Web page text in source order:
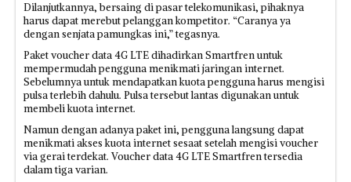
Dilanjutkannya, bersaing di pasar telekomunikasi, pihaknya
harus dapat merebut pelanggan kompetitor. “Caranya ya
dengan senjata pamungkas ini,” tegasnya.
Paket voucher data 4G LTE dihadirkan Smartfren untuk
mempermudah pengguna menikmati jaringan internet.
Sebelumnya untuk mendapatkan kuota pengguna harus mengisi
pulsa terlebih dahulu. Pulsa tersebut lantas digunakan untuk
membeli kuota internet.
Namun dengan adanya paket ini, pengguna langsung dapat
menikmati akses kuota internet sesaat setelah mengisi voucher
via gerai terdekat. Voucher data 4G LTE Smartfren tersedia
dalam tiga varian.